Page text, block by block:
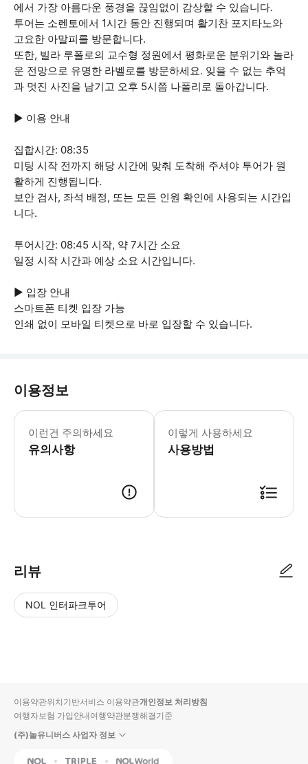
에서 가장 아름다운 풍경을 끊임없이 감상할 수 있습니다.
투어는 소렌토에서 1시간 동안 진행되며 활기찬 포지타노와
고요한 아말피를 방문합니다.
또한, 빌라 루폴로의 교수형 정원에서 평화로운 분위기와 놀라
운 전망으로 유명한 라벨로를 방문하세요. 잊을 수 없는 추억
과 멋진 사진을 남기고 오후 5시쯤 나폴리로 돌아갑니다.
▶ 이용 안내
집합시간: 08:35
미팅 시작 전까지 해당 시간에 맞춰 도착해 주셔야 투어가 원
활하게 진행됩니다.
보안 검사, 좌석 배정, 또는 모든 인원 확인에 사용되는 시간입
니다.
투어시간: 08:45 시작, 약 7시간 소요
일정 시작 시간과 예상 소요 시간입니다.
▶ 입장 안내
스마트폰 티켓 입장 가능
인쇄 없이 모바일 티켓으로 바로 입장할 수 있습니다.
이용정보
이런건 주의하세요
유의사항
이렇게 사용하세요
사용방법
리뷰
NOL 인터파크투어
입니
다.
순
상
이용약관위치기반서비스 이용약관개인정보 처리방침
여행자보험 가입안내여행약관분쟁해결기준
(주)놀유니버스 사업자 정보